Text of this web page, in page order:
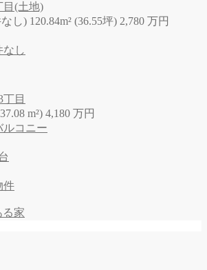
目(土地)
し) 120.84m² (36.55坪) 2,780 万円
なし
目
m²) 4,180 万円
ルコニー
件
る家